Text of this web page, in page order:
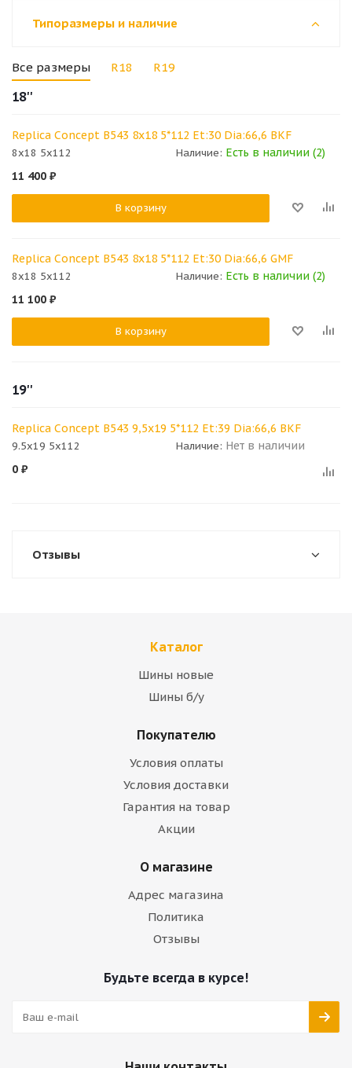
Типоразмеры и наличие
Все размеры R18 R19
18''
Replica Concept B543 8x18 5*112 Et:30 Dia:66,6 BKF
8x18 5x112 Наличие: Есть в наличии (2)
11 400 ₽
В корзину
Replica Concept B543 8x18 5*112 Et:30 Dia:66,6 GMF
8x18 5x112 Наличие: Есть в наличии (2)
11 100 ₽
В корзину
19''
Replica Concept B543 9,5x19 5*112 Et:39 Dia:66,6 BKF
9.5x19 5x112 Наличие: Нет в наличии
0 ₽
Отзывы
Каталог
Шины новые
Шины б/у
Покупателю
Условия оплаты
Условия доставки
Гарантия на товар
Акции
О магазине
Адрес магазина
Политика
Отзывы
Будьте всегда в курсе!